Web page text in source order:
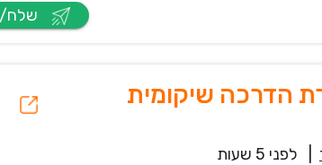
הדרכה שיקומית
לפני 5 שעות